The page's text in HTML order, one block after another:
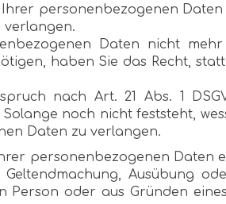
personenbezogenen
Daten nicht
haben Sie das Recht,
nach Art. 21 Abs. 1
noch nicht feststeht,
Daten zu verlangen.
personenbezogenen Daten
Ausübung
Person oder aus Gründen